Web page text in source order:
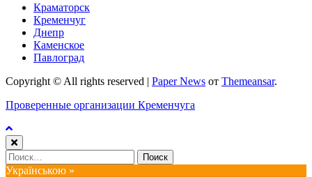
Краматорск
Кременчуг
Днепр
Каменское
Павлоград
Copyright © All rights reserved | Paper News от Themeansar.
Проверенные организации Кременчуга
Найти:
Українською »